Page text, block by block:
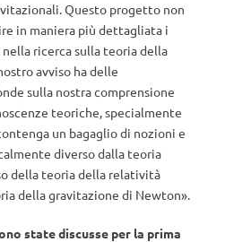
Questo progetto non
in maniera più dettagliata i
ricerca sulla teoria della
avviso ha delle
sulla nostra comprensione
teoriche, specialmente
un bagaglio di nozioni e
diverso dalla teoria
della teoria della relatività
della gravitazione di Newton».
state discusse per la prima